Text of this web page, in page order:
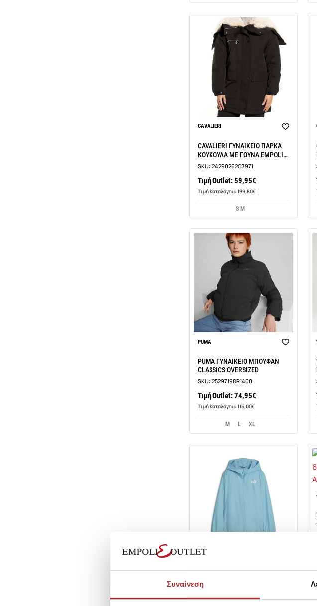
Συναίνεση
CAVALIERI
CAVALIERI ΓΥΝΑΙΚΕΙΟ ΠΑΡΚΑ
ΚΟΥΚΟΥΛΑ ΜΕ ΓΟΥΝΑ EMPOLI
COLLECTION LA609
SKU: 24290262C7971
Τιμή Outlet: 59,95€
Τιμή Καταλόγου: 199,80€
S M
BEST SELLER
PUMA
PUMA ΓΥΝΑΙΚΕΙΟ ΜΠΟΥΦΑΝ
CLASSICS OVERSIZED
SKU: 25297198R1400
Τιμή Outlet: 74,95€
Τιμή Καταλόγου: 115,00€
M L XL
PUMA
ΑΝΤΙΑΝΕΜΙΚΟ ΜΠΟΥΦΑΝ ESS
SKU: 25297236A1783